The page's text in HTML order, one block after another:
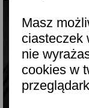
Masz
ciasteczek
nie
cookies w